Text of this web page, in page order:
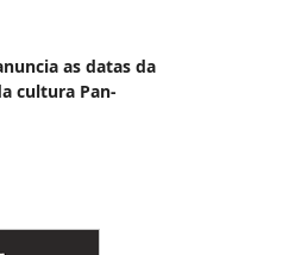
as datas da
cultura Pan-